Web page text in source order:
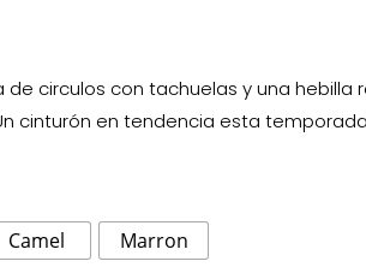
circulos con tachuelas y una hebilla
cinturón en tendencia esta
Camel Marron